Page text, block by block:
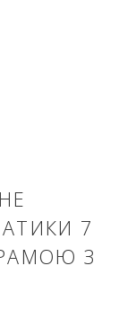
7
З